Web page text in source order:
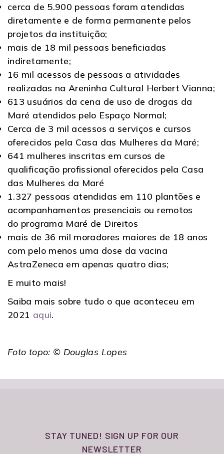
cerca de 5.900 pessoas foram atendidas
diretamente e de forma permanente pelos
projetos da instituição;
mais de 18 mil pessoas beneficiadas
indiretamente;
16 mil acessos de pessoas a atividades
realizadas na Areninha Cultural Herbert Vianna;
613 usuários da cena de uso de drogas da
Maré atendidos pelo Espaço Normal;
Cerca de 3 mil acessos a serviços e cursos
oferecidos pela Casa das Mulheres da Maré;
641 mulheres inscritas em cursos de
qualificação profissional oferecidos pela Casa
das Mulheres da Maré
1.327 pessoas atendidas em 110 plantões e
acompanhamentos presenciais ou remotos
do programa Maré de Direitos
mais de 36 mil moradores maiores de 18 anos
com pelo menos uma dose da vacina
AstraZeneca em apenas quatro dias;
E muito mais!
Saiba mais sobre tudo o que aconteceu em
2021 aqui.
Foto topo: © Douglas Lopes
STAY TUNED! SIGN UP FOR OUR
NEWSLETTER